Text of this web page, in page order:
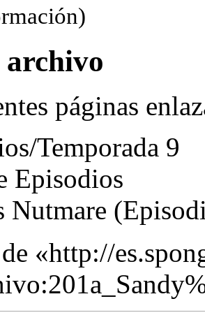
archivo
páginas
Temporada 9
Episodios
Nutmare
«http://